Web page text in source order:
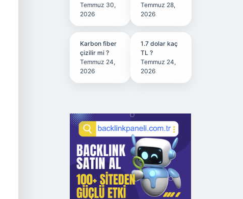
Temmuz 30,
2026
Temmuz 28,
2026
Karbon fiber
çizilir mi ?
Temmuz 24,
2026
1.7 dolar kaç
TL ?
Temmuz 24,
2026